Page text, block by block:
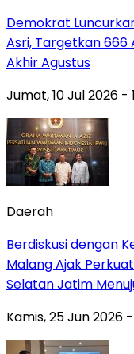
Demokrat
Asri, Targetkan 666
Akhir Agustus
Jumat, 10 Jul 2026 -
Daerah
Berdiskusi dengan
Malang Ajak
Selatan Jatim
Kamis, 25 Jun 2026 -